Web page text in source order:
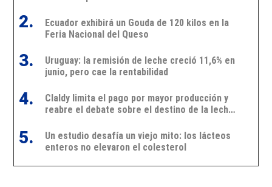
2.
3.
4.
5.
Ecuador exhibirá un Gouda de 120 kilos en la
Feria Nacional del Queso
Uruguay: la remisión de leche creció 11,6% en
junio, pero cae la rentabilidad
Claldy limita el pago por mayor producción y
reabre el debate sobre el destino de la leche
Un estudio desafía un viejo mito: los lácteos
enteros no elevaron el colesterol